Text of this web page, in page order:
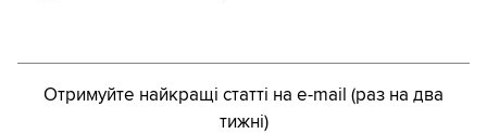
Отримуйте найкращі статті на e-mail (раз на два
тижні)